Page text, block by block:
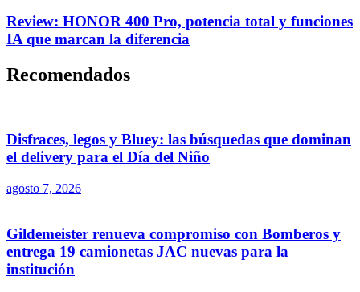
Review: HONOR 400 Pro, potencia total y funciones
IA que marcan la diferencia
Recomendados
Disfraces, legos y Bluey: las búsquedas que dominan
el delivery para el Día del Niño
agosto 7, 2026
Gildemeister renueva compromiso con Bomberos y
entrega 19 camionetas JAC nuevas para la
institución